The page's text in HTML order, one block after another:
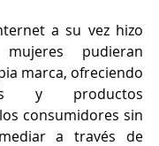
a su vez hizo
pudieran
marca, ofreciendo
y productos
consumidores sin